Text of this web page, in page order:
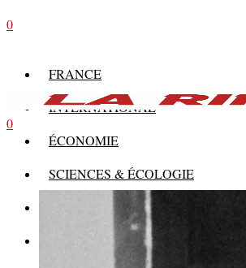
0
FRANCE
INTERNATIONAL
ÉCONOMIE
SCIENCES & ÉCOLOGIE
0